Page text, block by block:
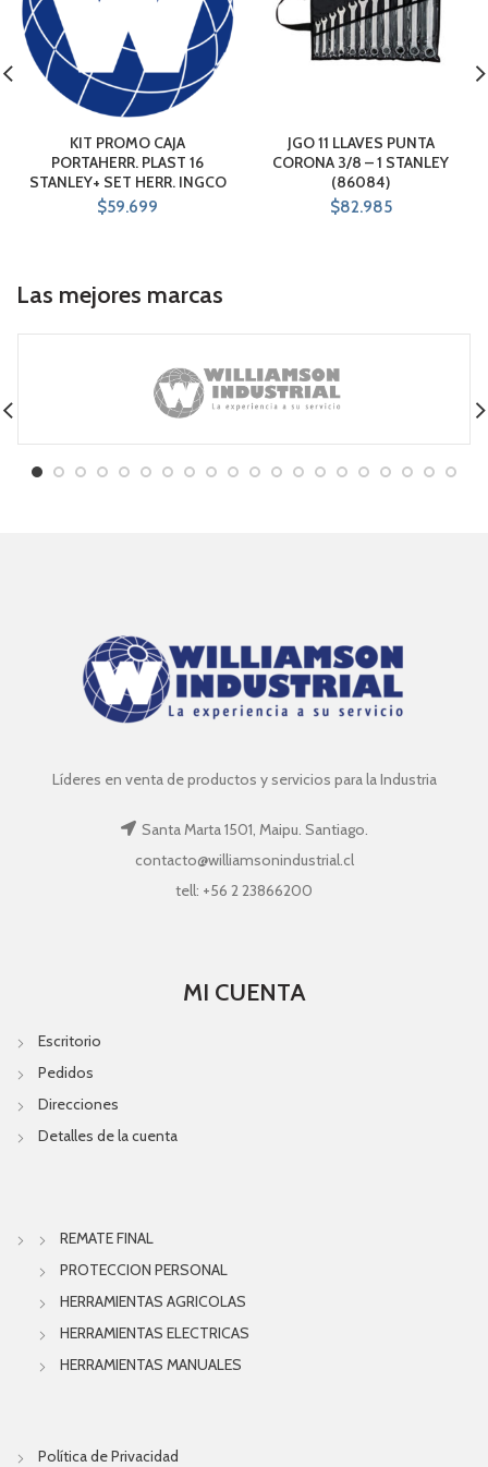
KIT PROMO CAJA
PORTAHERR. PLAST 16
STANLEY+ SET HERR. INGCO
$59.699
JGO 11 LLAVES PUNTA
CORONA 3/8 – 1 STANLEY
(86084)
$82.985
Las mejores marcas
Líderes en venta de productos y servicios para la Industria
Santa Marta 1501, Maipu. Santiago.
contacto@williamsonindustrial.cl
tell: +56 2 23866200
MI CUENTA
Escritorio
Pedidos
Direcciones
Detalles de la cuenta
REMATE FINAL
PROTECCION PERSONAL
HERRAMIENTAS AGRICOLAS
HERRAMIENTAS ELECTRICAS
HERRAMIENTAS MANUALES
Política de Privacidad